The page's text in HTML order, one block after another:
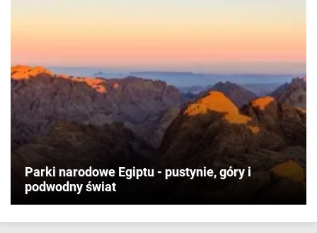
Parki narodowe Egiptu - pustynie, góry i
podwodny świat